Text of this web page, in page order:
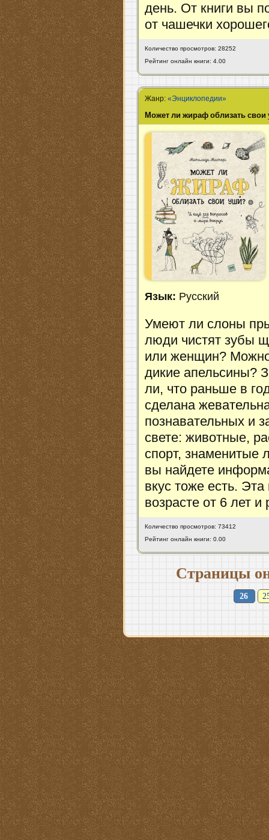
день. От книги вы
от чашечки
Количество просмотров: 28252
Рейтинг онлайн книги: 4.00
Жанр:«Энциклопедии»
Может ли жираф облизать свои
Язык: Русский
Умеют ли слоны
люди чистят зубы
или женщин?
дикие апельсины?
ли, что раньше в
сделана
познавательных и
свете: животные,
спорт,
вы найдете
вкус тоже есть.
возрасте от 6 лет
Количество просмотров: 73412
Рейтинг онлайн книги: 0.00
Страницы
26